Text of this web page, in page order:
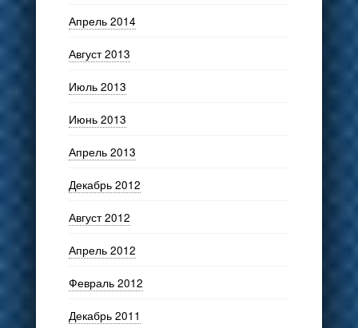
Апрель 2014
Август 2013
Июль 2013
Июнь 2013
Апрель 2013
Декабрь 2012
Август 2012
Апрель 2012
Февраль 2012
Декабрь 2011